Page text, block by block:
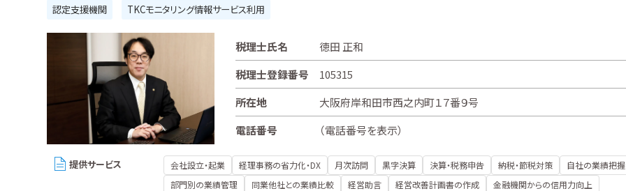
認定支援機関 TKCモニタリング情報サービス利用
税理士氏名
徳田 正和
税理士登録番号
105315
所在地
大阪府岸和田市西之内町１７番９号
電話番号
（電話番号を表示）
提供サービス 会社設立・起業 経理事務の省力化・DX 月次訪問 黒字決算 決算・税務申告 納税・節税対策
自社の業績把握
部門別の業績管理
同業他社との業績比較 経営助言 経営改善計画書の作成
金融機関からの信用力向上